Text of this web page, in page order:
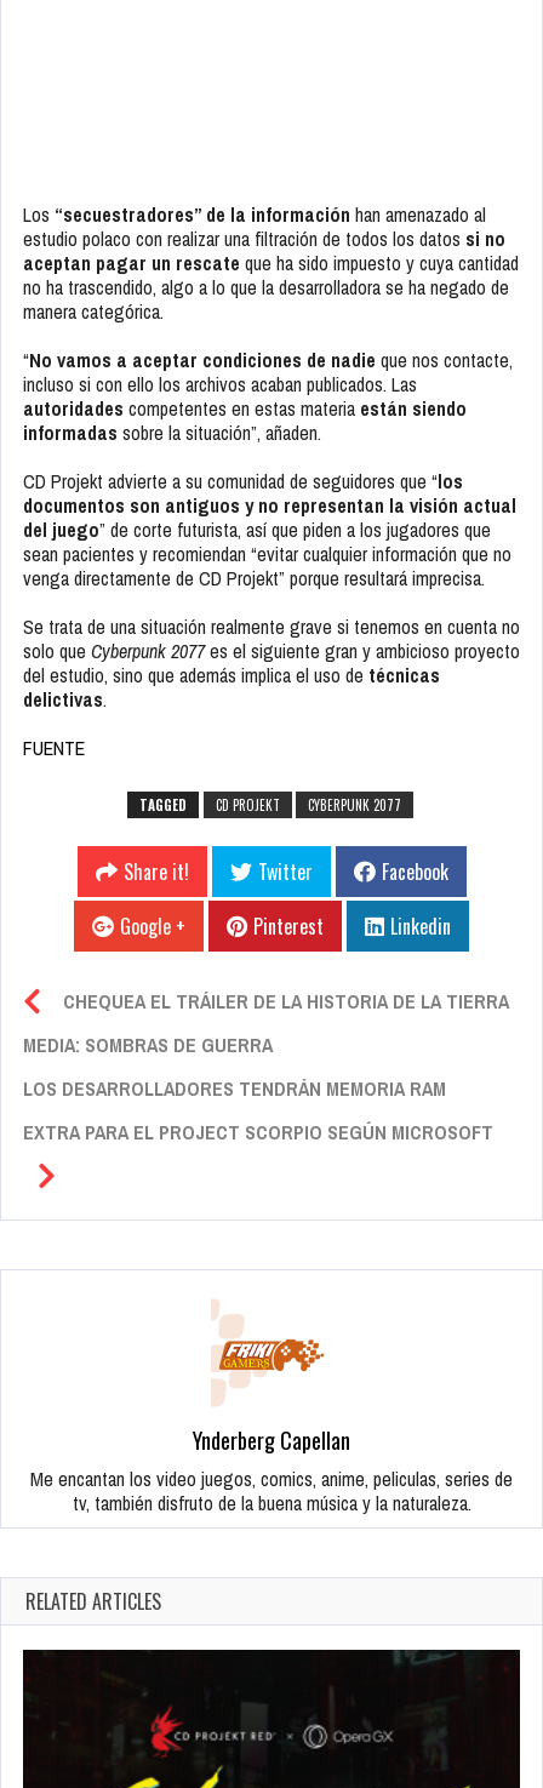
Los “secuestradores” de la información han amenazado al
estudio polaco con realizar una filtración de todos los datos si no
aceptan pagar un rescate que ha sido impuesto y cuya cantidad
no ha trascendido, algo a lo que la desarrolladora se ha negado de
manera categórica.
“No vamos a aceptar condiciones de nadie que nos contacte,
incluso si con ello los archivos acaban publicados. Las
autoridades competentes en estas materia están siendo
informadas sobre la situación”, añaden.
CD Projekt advierte a su comunidad de seguidores que “los
documentos son antiguos y no representan la visión actual
del juego” de corte futurista, así que piden a los jugadores que
sean pacientes y recomiendan “evitar cualquier información que no
venga directamente de CD Projekt” porque resultará imprecisa.
Se trata de una situación realmente grave si tenemos en cuenta no
solo que Cyberpunk 2077es el siguiente gran y ambicioso proyecto
del estudio, sino que además implica el uso de técnicas
delictivas.
FUENTE
TAGGED CD PROJEKT CYBERPUNK 2077
Share it! Twitter
Facebook
Google +
Pinterest Linkedin
CHEQUEA EL TRÁILER DE LA HISTORIA DE LA TIERRA
MEDIA: SOMBRAS DE GUERRA
LOS DESARROLLADORES TENDRÁN MEMORIA RAM
EXTRA PARA EL PROJECT SCORPIO SEGÚN MICROSOFT
Ynderberg Capellan
Me encantan los video juegos, comics, anime, peliculas, series de
tv, también disfruto de la buena música y la naturaleza.
RELATED ARTICLES